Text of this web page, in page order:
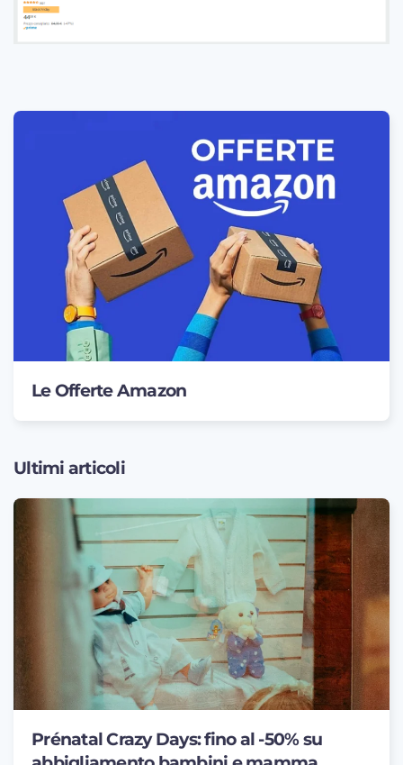
Le Offerte Amazon
Ultimi articoli
Prénatal Crazy Days: fino al -50% su